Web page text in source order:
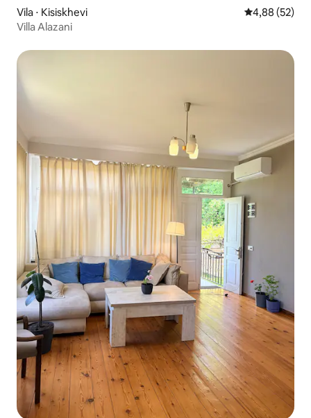
Vila ⋅ Kisiskhevi 4,88 de uma
4,88 (52)
Villa Alazani